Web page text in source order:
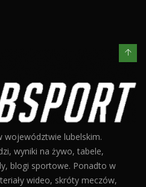
województwie lubelskim.
wyniki na żywo, tabele,
blogi sportowe. Ponadto w
wideo, skróty meczów,